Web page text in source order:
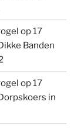
op 17
Dikke Banden
op 17
Dorpskoers in